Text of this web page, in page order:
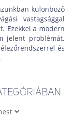
különböző
vastagsággal
Ezekkel a modern
jelent problémát.
és